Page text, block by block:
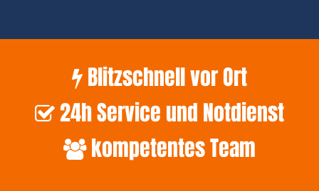
Blitzschnell vor Ort
24h Service und Notdienst
kompetentes Team